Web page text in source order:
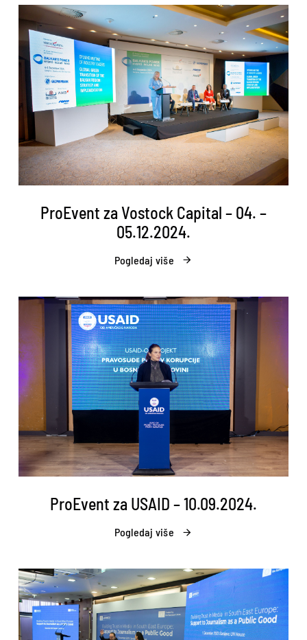
ProEvent za Vostock Capital – 04. –
05.12.2024.
Pogledaj više
ProEvent za USAID – 10.09.2024.
Pogledaj više